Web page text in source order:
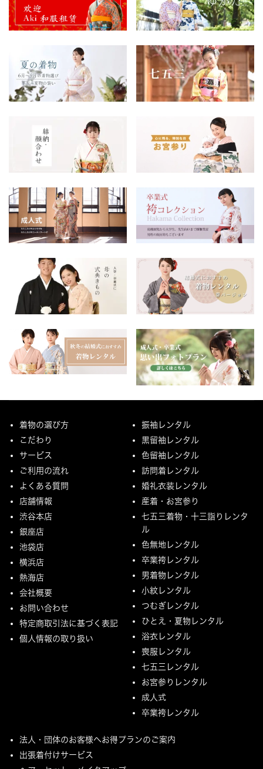
着物の選び方
こだわり
サービス
ご利用の流れ
よくある質問
店舗情報
渋谷本店
銀座店
池袋店
横浜店
熱海店
会社概要
お問い合わせ
特定商取引法に基づく表記
個人情報の取り扱い
振袖レンタル
黒留袖レンタル
色留袖レンタル
訪問着レンタル
婚礼衣装レンタル
産着・お宮参り
七五三着物・十三詣りレンタ
ル
色無地レンタル
卒業袴レンタル
男着物レンタル
小紋レンタル
つむぎレンタル
ひとえ・夏物レンタル
浴衣レンタル
喪服レンタル
七五三レンタル
お宮参りレンタル
成人式
卒業袴レンタル
法人・団体のお客様へお得プランのご案内
出張着付けサービス